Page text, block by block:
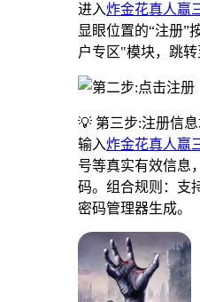
进入炸金花真人赢
显眼位置的“注册”
户专区"模块，跳转
💡 第三步:注册信
输入炸金花真人赢
号等真实有效信息
码。组合规则：支
密码管理器生成。